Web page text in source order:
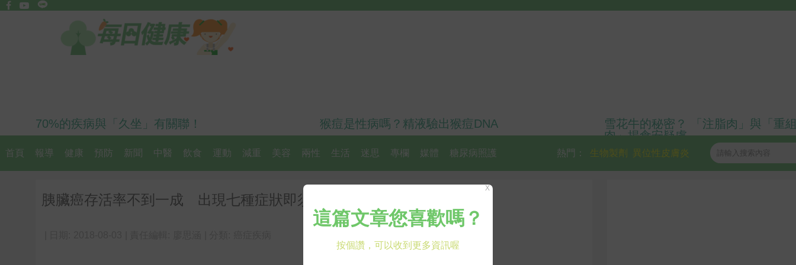
70%的疾病與「久坐」有關聯！ 猴痘是性病嗎？精液驗出猴痘DNA
雪花牛的秘密？ 「注脂肉」與「重
肉」揭食安疑慮
首頁 報導 健康 預防 新聞 中醫 飲食 運動 減重 美容 兩性 生活 迷思 專欄 媒體 糖尿病照護 異位性皮膚炎
生物製劑
熱門：
胰臟癌存活率不到一成 出現七種症狀即須警戒｜每日健康 Health
X